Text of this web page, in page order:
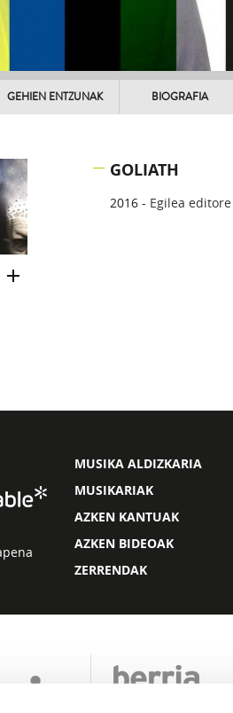
GEHIEN ENTZUNAK BIOGRAFIA
GOLIATH
2016 - Egilea editore
MUSIKA ALDIZKARIA
MUSIKARIAK
AZKEN KANTUAK
AZKEN BIDEOAK
ZERRENDAK